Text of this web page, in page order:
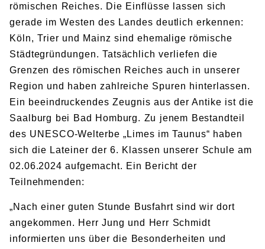
römischen Reiches. Die Einflüsse lassen sich
gerade im Westen des Landes deutlich erkennen:
Köln, Trier und Mainz sind ehemalige römische
Städtegründungen. Tatsächlich verliefen die
Grenzen des römischen Reiches auch in unserer
Region und haben zahlreiche Spuren hinterlassen.
Ein beeindruckendes Zeugnis aus der Antike ist die
Saalburg bei Bad Homburg. Zu jenem Bestandteil
des UNESCO-Welterbe „Limes im Taunus“ haben
sich die Lateiner der 6. Klassen unserer Schule am
02.06.2024 aufgemacht. Ein Bericht der
Teilnehmenden:
„Nach einer guten Stunde Busfahrt sind wir dort
angekommen. Herr Jung und Herr Schmidt
informierten uns über die Besonderheiten und